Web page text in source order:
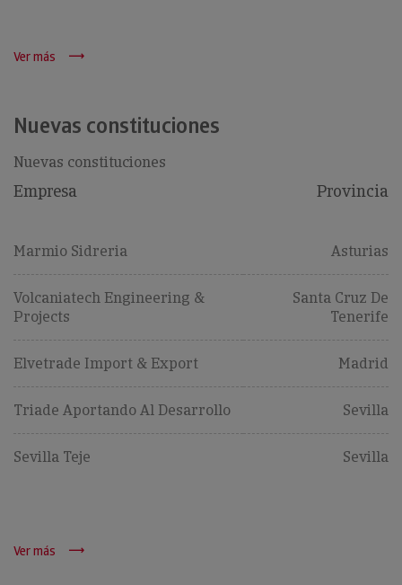
Ver más
Nuevas constituciones
Nuevas constituciones
Empresa Provincia
Marmio Sidreria Asturias
Volcaniatech Engineering &
Projects
Santa Cruz De
Tenerife
Elvetrade Import & Export Madrid
Triade Aportando Al Desarrollo Sevilla
Sevilla Teje Sevilla
Ver más